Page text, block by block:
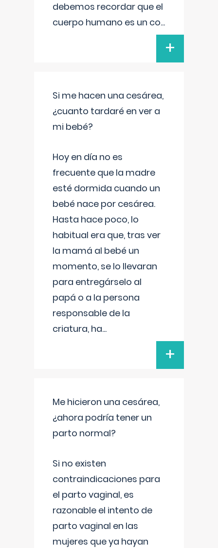
debemos recordar que el
cuerpo humano es un co...
+
Si me hacen una cesárea,
¿cuanto tardaré en ver a
mi bebé?
Hoy en día no es
frecuente que la madre
esté dormida cuando un
bebé nace por cesárea.
Hasta hace poco, lo
habitual era que, tras ver
la mamá al bebé un
momento, se lo llevaran
para entregárselo al
papá o a la persona
responsable de la
criatura, ha...
+
Me hicieron una cesárea,
¿ahora podría tener un
parto normal?
Si no existen
contraindicaciones para
el parto vaginal, es
razonable el intento de
parto vaginal en las
mujeres que ya hayan